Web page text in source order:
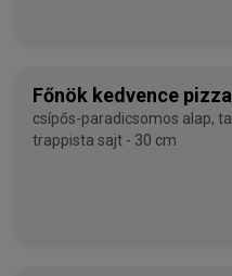
Főnök kedvence pizza
csípős-paradicsomos alap, tarja, kolbász, bacon,
trappista sajt - 30 cm